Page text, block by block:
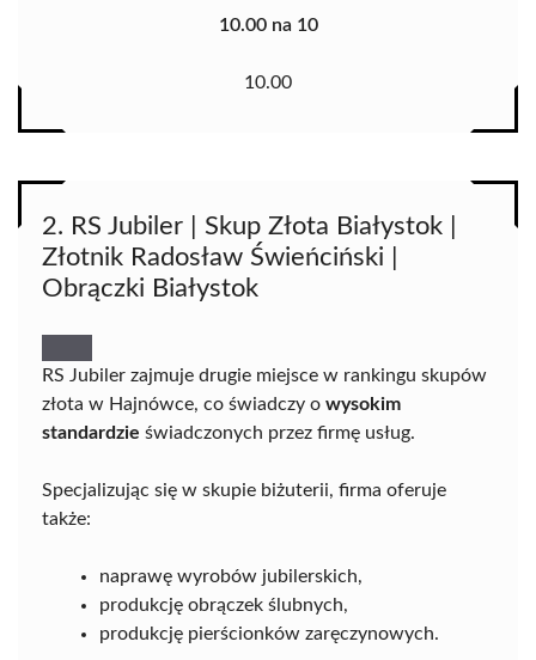
10.00 na 10
10.00
2. RS Jubiler | Skup Złota Białystok |
Złotnik Radosław Świeńciński |
Obrączki Białystok
RS Jubiler zajmuje drugie miejsce w rankingu skupów
złota w Hajnówce, co świadczy o wysokim
standardzie świadczonych przez firmę usług.
Specjalizując się w skupie biżuterii, firma oferuje
także:
naprawę wyrobów jubilerskich,
produkcję obrączek ślubnych,
produkcję pierścionków zaręczynowych.